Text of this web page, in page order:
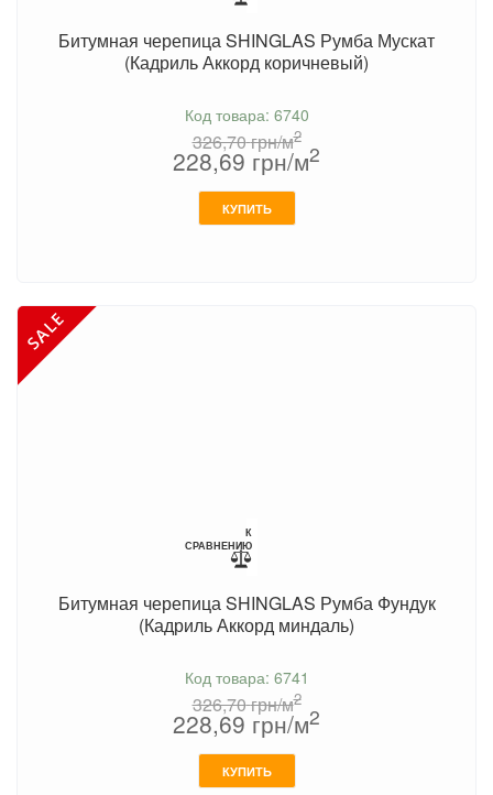
Битумная черепица SHINGLAS Румба Мускат
(Кадриль Аккорд коричневый)
Код товара: 6740
326,70грн/м2
228,69 грн/м2
КУПИТЬ
К
СРАВНЕНИЮ
Битумная черепица SHINGLAS Румба Фундук
(Кадриль Аккорд миндаль)
Код товара: 6741
326,70грн/м2
228,69 грн/м2
КУПИТЬ